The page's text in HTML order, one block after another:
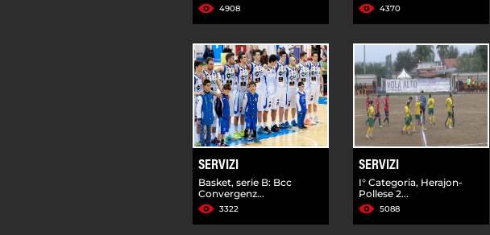
4908 4370
SERVIZI
Basket, serie B: Bcc
Convergenz...
3322
SERVIZI
I° Categoria, Herajon-
Pollese 2...
5088